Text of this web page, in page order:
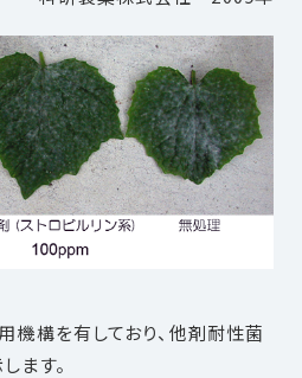
機構を有しており、他剤耐性菌
ます。